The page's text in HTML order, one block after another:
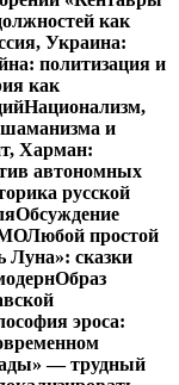
как
Украина:
политизация и
как
Национализм,
и
Харман:
автономных
русской
Обсуждение
Любой простой
Луна»: сказки
Образ
эроса:
— трудный